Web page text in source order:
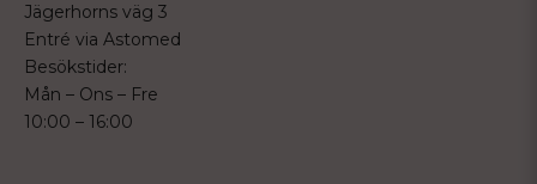
Jägerhorns väg 3
Entré via Astomed
Besökstider:
Mån – Ons – Fre
10:00 – 16:00